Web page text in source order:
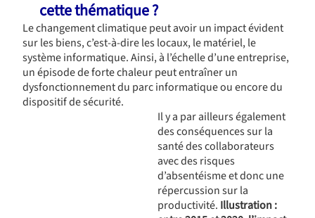
cette thématique ?
Le changement climatique peut avoir un impact évident
sur les biens, c’est-à-dire les locaux, le matériel, le
système informatique. Ainsi, à l’échelle d’une entreprise,
un épisode de forte chaleur peut entraîner un
dysfonctionnement du parc informatique ou encore du
dispositif de sécurité.
Il y a par ailleurs également
des conséquences sur la
santé des collaborateurs
avec des risques
d’absentéisme et donc une
répercussion sur la
productivité. Illustration :